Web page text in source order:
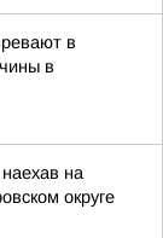
в
в
на
округе